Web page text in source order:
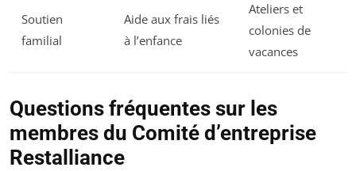
Soutien
familial
Aide aux frais liés
à l’enfance
Ateliers et
colonies de
vacances
Questions fréquentes sur les
membres du Comité d’entreprise
Restalliance